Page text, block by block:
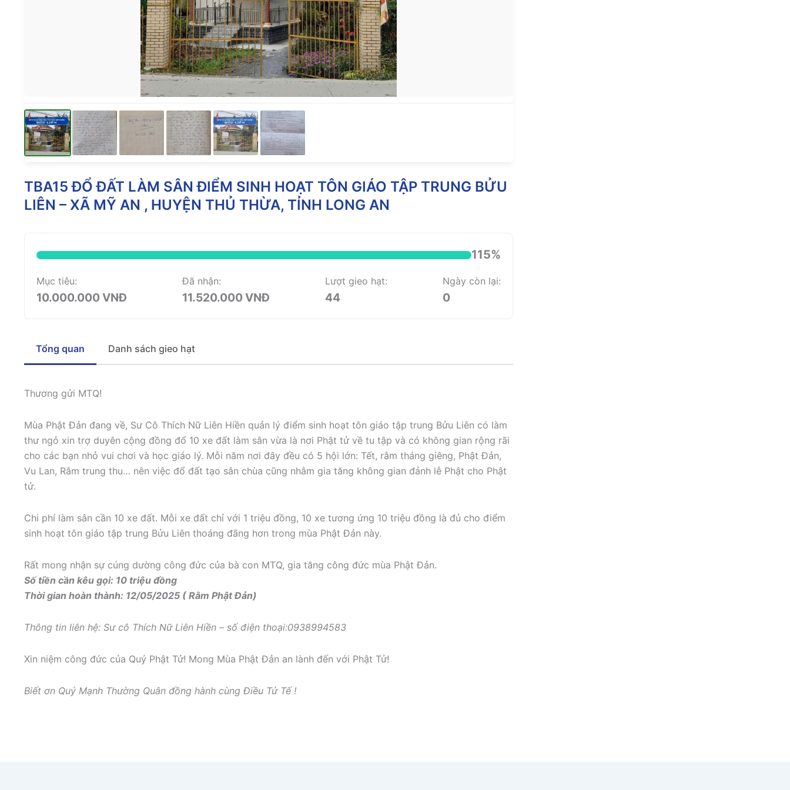
TBA15 ĐỔ ĐẤT LÀM SÂN ĐIỂM SINH HOẠT TÔN GIÁO TẬP TRUNG BỬU
LIÊN – XÃ MỸ AN , HUYỆN THỦ THỪA, TỈNH LONG AN
115%
Mục tiêu:
10.000.000 VNĐ
Đã nhận:
11.520.000 VNĐ
Lượt gieo hạt:
44
Ngày còn lại:
0
Tổng quan Danh sách gieo hạt
Thương gửi MTQ!
Mùa Phật Đản đang về, Sư Cô Thích Nữ Liên Hiền quản lý điểm sinh hoạt tôn giáo tập trung Bửu Liên có làm
thư ngỏ xin trợ duyên cộng đồng đổ 10 xe đất làm sân vừa là nơi Phật tử về tu tập và có không gian rộng rãi
cho các bạn nhỏ vui chơi và học giáo lý. Mỗi năm nơi đây đều có 5 hội lớn: Tết, rằm tháng giêng, Phật Đản,
Vu Lan, Rằm trung thu… nên việc đổ đất tạo sân chùa cũng nhằm gia tăng không gian đảnh lễ Phật cho Phật
tử.
Chi phí làm sân cần 10 xe đất. Mỗi xe đất chỉ với 1 triệu đồng, 10 xe tương ứng 10 triệu đồng là đủ cho điểm
sinh hoạt tôn giáo tập trung Bửu Liên thoáng đãng hơn trong mùa Phật Đản này.
Rất mong nhận sự cúng dường công đức của bà con MTQ, gia tăng công đức mùa Phật Đản.
Số tiền cần kêu gọi: 10 triệu đồng
Thời gian hoàn thành: 12/05/2025 ( Rằm Phật Đản)
Thông tin liên hệ: Sư cô Thích Nữ Liên Hiền – số điện thoại:0938994583
Xin niệm công đức của Quý Phật Tử! Mong Mùa Phật Đản an lành đến với Phật Tử!
Biết ơn Quý Mạnh Thường Quân đồng hành cùng Điều Tử Tế !